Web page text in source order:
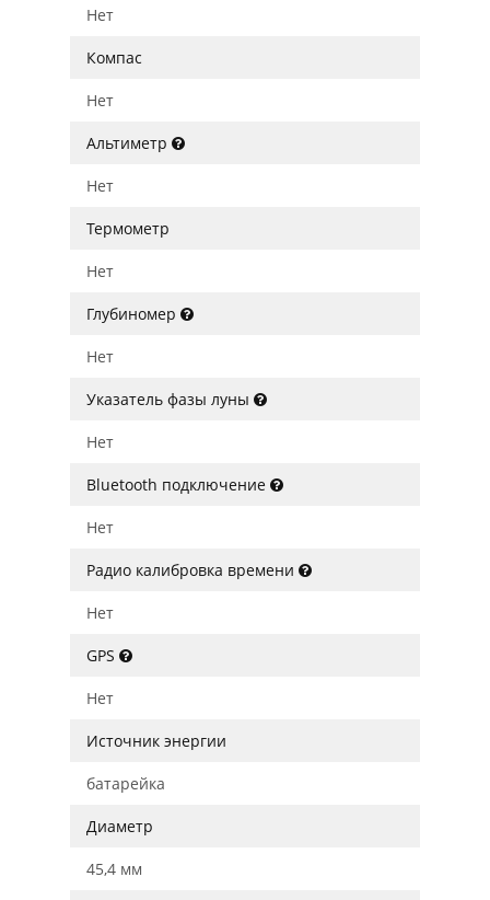
Нет
Компас
Нет
Альтиметр
Нет
Термометр
Нет
Глубиномер
Нет
Указатель фазы луны
Нет
Bluetooth подключение
Нет
Радио калибровка времени
Нет
GPS
Нет
Источник энергии
батарейка
Диаметр
45,4 мм